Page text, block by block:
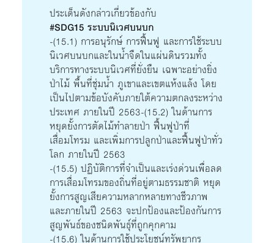
ประเด็นดังกล่าวเกี่ยวข้องกับ
#SDG15 ระบบนิเวศบนบก
-(15.1) การอนุรักษ์ การฟื้นฟู และการใช้ระบบ
นิเวศบนบกและในน้ำจืดในแผ่นดินรวมทั้ง
บริการทางระบบนิเวศที่ยั่งยืน เฉพาะอย่างยิ่ง
ป่าไม้ พื้นที่ชุ่มน้ำ ภูเขาและเขตแห้งแล้ง โดย
เป็นไปตามข้อบังคับภายใต้ความตกลงระหว่าง
ประเทศ ภายในปี 2563-(15.2) ในด้านการ
หยุดยั้งการตัดไม้ทำลายป่า ฟื้นฟูป่าที่
เสื่อมโทรม และเพิ่มการปลูกป่าและฟื้นฟูป่าทั่ว
โลก ภายในปี 2563
-(15.5) ปฏิบัติการที่จำเป็นและเร่งด่วนเพื่อลด
การเสื่อมโทรมของถิ่นที่อยู่ตามธรรมชาติ หยุด
ยั้งการสูญเสียความหลากหลายทางชีวภาพ
และภายในปี 2563 จะปกป้องและป้องกันการ
สูญพันธ์ของชนิดพันธุ์ที่ถูกคุกคาม
-(15.6) ในด้านการใช้ประโยชน์ทรัพยากร